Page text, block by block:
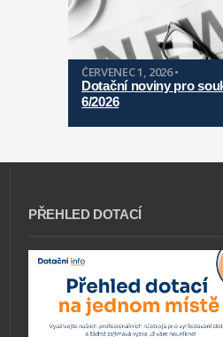
ČERVENEC 1, 2026 •
Dotační noviny pro
6/2026
PŘEHLED DOTACÍ